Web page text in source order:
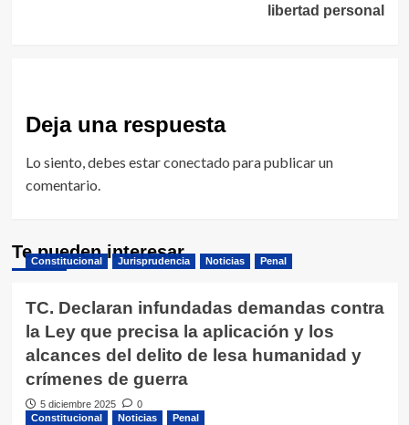
libertad personal
Deja una respuesta
Lo siento, debes estarconectado para publicar un
comentario.
Te pueden interesar
Constitucional Jurisprudencia Noticias Penal
TC. Declaran infundadas demandas contra
la Ley que precisa la aplicación y los
alcances del delito de lesa humanidad y
crímenes de guerra
5 diciembre 2025
0
Constitucional
Noticias Penal